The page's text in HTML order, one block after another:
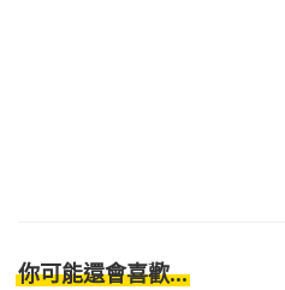
你可能還會喜歡...